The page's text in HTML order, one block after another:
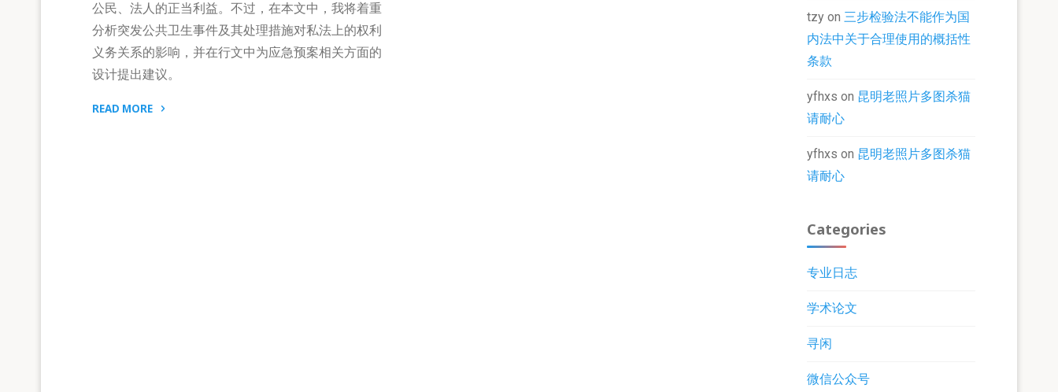
公民、法人的正当利益。不过，在本文中，我将着重
分析突发公共卫生事件及其处理措施对私法上的权利
义务关系的影响，并在行文中为应急预案相关方面的
设计提出建议。
READ MORE
tzy on三步检验法不能作为国
内法中关于合理使用的概括性
条款
yfhxs on 昆明老照片多图杀猫
请耐心
yfhxs on 昆明老照片多图杀猫
请耐心
Categories
专业日志
学术论文
寻闲
微信公众号